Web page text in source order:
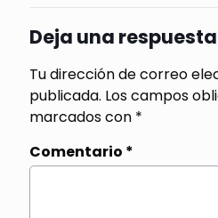
Deja una respuesta
Tu dirección de correo
publicada. Los campos
marcados con *
Comentario *